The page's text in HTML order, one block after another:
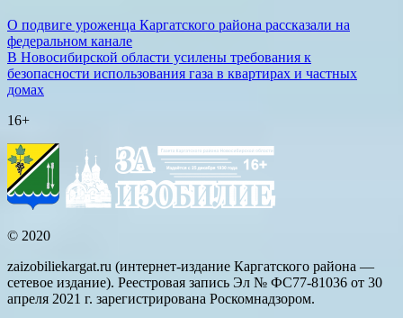
О подвиге уроженца Каргатского района рассказали на
федеральном канале
В Новосибирской области усилены требования к
безопасности использования газа в квартирах и частных
домах
16+
© 2020
zaizobiliekargat.ru (интернет-издание Каргатского района —
сетевое издание). Реестровая запись Эл № ФС77-81036 от 30
апреля 2021 г. зарегистрирована Роскомнадзором.